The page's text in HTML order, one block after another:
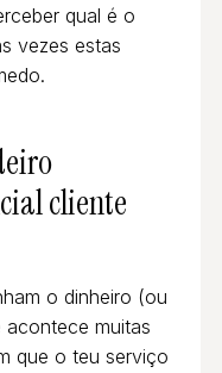
qual é o
vezes estas
cliente
o dinheiro (ou
acontece muitas
que o teu serviço